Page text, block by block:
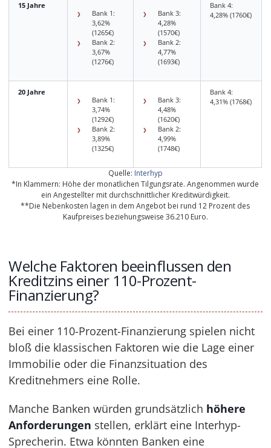
Quelle: Interhyp
*In Klammern: Höhe der monatlichen Tilgungsrate. Angenommen wurde
ein Angestellter mit durchschnittlicher Kreditwürdigkeit.
**Die Nebenkosten lagen in dem Angebot bei rund 12 Prozent des
Kaufpreises beziehungsweise 36.210 Euro.
15 Jahre
Bank 1:
3,62%
(1265€)
Bank 2:
3,67%
(1276€)
Bank 3:
4,28%
(1570€)
Bank 2:
4,77%
(1693€)
Bank 4:
4,28% (1760€)
20 Jahre
Bank 1:
3,74%
(1292€)
Bank 2:
3,89%
(1325€)
Bank 3:
4,48%
(1620€)
Bank 2:
4,99%
(1748€)
Bank 4:
4,31% (1768€)
Welche Faktoren beeinflussen den
Kreditzins einer 110-Prozent-
Finanzierung?
Bei einer 110-Prozent-Finanzierung spielen nicht
bloß die klassischen Faktoren wie die Lage einer
Immobilie oder die Finanzsituation des
Kreditnehmers eine Rolle.
Manche Banken würden grundsätzlich höhere
Anforderungen stellen, erklärt eine Interhyp-
Sprecherin. Etwa könnten Banken eine